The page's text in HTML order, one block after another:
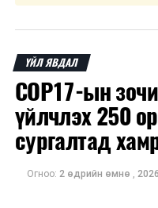
нийцүүлэн цэвэрлэх
хаягдлын бүртгэл,
хөрс ус бохирдуулах
Хөвсгөл нуурын усны
аялал жуулчлалын
стандартын
холбогдолтой юм.
ҮЙЛ ЯВДАЛ
COP17-ын
үйлчлэх 250
сургалтад
Огноо: 2 өдрийн өмнө ,